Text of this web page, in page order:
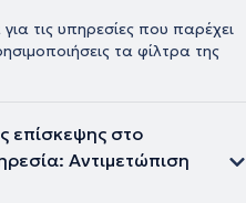
τις υπηρεσίες που παρέχει
τα φίλτρα της
επίσκεψης στο
Αντιμετώπιση